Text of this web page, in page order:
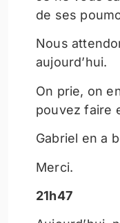
de ses
Nous
aujourd’hui.
On prie, on
pouvez faire
Gabriel en a
Merci.
21h47